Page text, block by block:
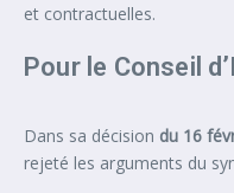
et contractuelles.
Pour le Conseil
Dans sa décision du 16
rejeté les arguments du